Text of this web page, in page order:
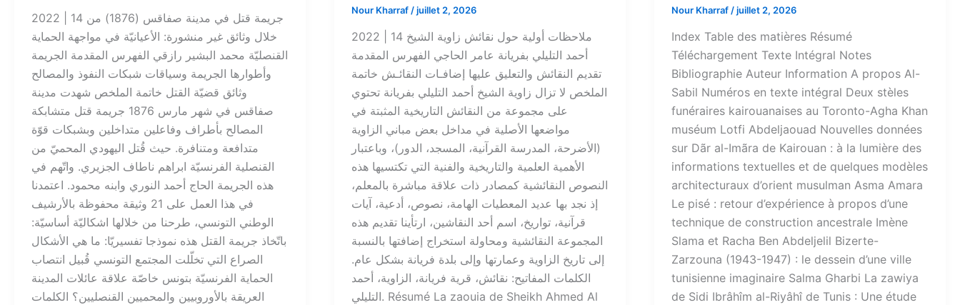
2022 | 14 جريمة قتل في مدينة صفاقس (1876) من
خلال وثائق غير منشورة: الأعيانيّة في مواجهة الحماية
القنصليّة محمد البشير رازقي الفهرس المقدمة الجريمة
وأطوارها الجريمة وسياقات شبكات النفوذ والمصالح
وثائق قضيّة القتل خاتمة الملخص شهدت مدينة
صفاقس في شهر مارس 1876 جريمة قتل متشابكة
المصالح بأطراف وفاعلين متداخلين وبشبكات قوّة
متدافعة ومتنافرة. حيث قُتل اليهودي المحميّ من
القنصلية الفرنسيّة ابراهم ناطاف الجزيري. واتّهم في
هذه الجريمة الحاج أحمد النوري وابنه محمود. اعتمدنا
في هذا العمل على 21 وثيقة محفوظة بالأرشيف
الوطني التونسي، طرحنا من خلالها اشكاليّة أساسيّة:
باتّخاذ جريمة القتل هذه نموذجا تفسيريّا: ما هي الأشكال
الصراع التي تخلّلت المجتمع التونسي قُبيل انتصاب
الحماية الفرنسيّة بتونس خاصّة علاقة عائلات المدينة
العريقة بالأوروبيين والمحميين القنصليين؟ الكلمات
Nour Kharraf /juillet 2, 2026
2022 | 14 ملاحظات أولية حول نقائش زاوية الشيخ
أحمد التليلي بفريانة عامر الحاجي الفهرس المقدمة
تقديم النقائش والتعليق عليها إضافـات النقائـش خاتمة
الملخص لا تزال زاوية الشيخ أحمد التليلي بفريانة تحتوي
على مجموعة من النقائش التاريخية المثبتة في
مواضعها الأصلية في مداخل بعض مباني الزاوية
(الأضرحة، المدرسة القرآنية، المسجد، الدور)، وباعتبار
الأهمية العلمية والتاريخية والفنية التي تكتسيها هذه
النصوص النقائشية كمصادر ذات علاقة مباشرة بالمعلم،
إذ نجد بها عديد المعطيات الهامة، نصوص، أدعية، آيات
قرآنية، تواريخ، اسم أحد النقاشين، ارتأينا تقديم هذه
المجموعة النقائشية ومحاولة استخراج إضافتها بالنسبة
إلى تاريخ الزاوية وعمارتها وإلى بلدة فريانة بشكل عام.
الكلمات المفاتيح: نقائش، قرية فريانة، الزاوية، أحمد
التليلي. Résumé La zaouia de Sheikh Ahmed Al
Nour Kharraf /juillet 2, 2026
Index​ Table des matières Résumé
Téléchargement Texte Intégral Notes
Bibliographie Auteur​ Information A propos Al-
Sabil​ Numéros en texte intégral​ Deux stèles
funéraires kairouanaises au Toronto-Agha Khan
muséum Lotfi Abdeljaouad Nouvelles données
sur Dãr al-Imãra de Kairouan : à la lumière des
informations textuelles et de quelques modèles
architecturaux d’orient musulman Asma Amara
Le pisé : retour d’expérience à propos d’une
technique de construction ancestrale Imène
Slama et Racha Ben Abdeljelil Bizerte-
Zarzouna (1943-1947) : le dessein d’une ville
tunisienne imaginaire Salma Gharbi La zawiya
de Sidi Ibrâhîm al-Riyâhî de Tunis : Une étude